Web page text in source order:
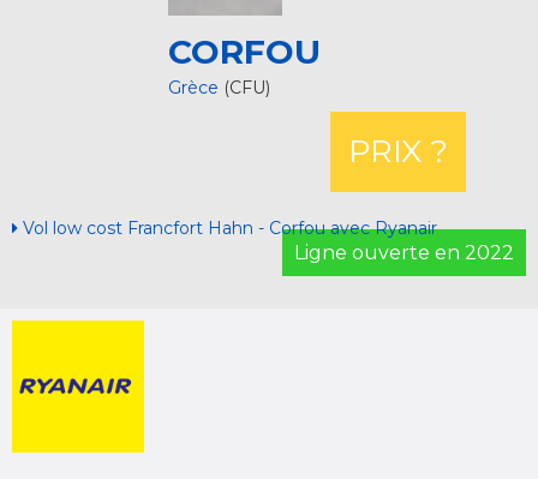
CORFOU
Grèce (CFU)
PRIX ?
Vol low cost Francfort Hahn - Corfou avec Ryanair
Ligne ouverte en 2022